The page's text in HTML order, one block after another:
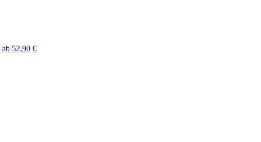
ab 52,90 €